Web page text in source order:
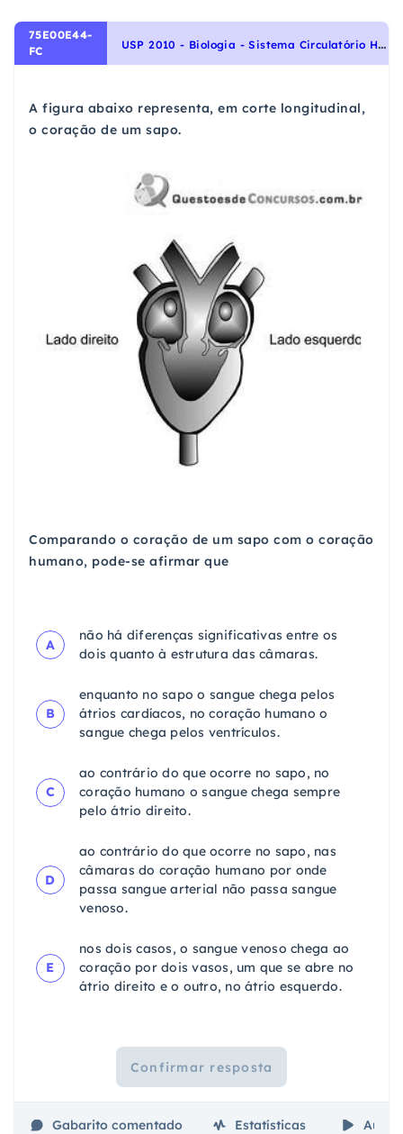
75E00E44-
FC
U
SP 2010 - Biologia - Sistema Circulatório Humano, Identidade dos seres vivos
A figura abaixo representa, em corte longitudinal,
o coração de um sapo.
Comparando o coração de um sapo com o coração
humano, pode-se afirmar que
A
não há diferenças significativas entre os
dois quanto à estrutura das câmaras.
B
enquanto no sapo o sangue chega pelos
átrios cardíacos, no coração humano o
sangue chega pelos ventrículos.
C
ao contrário do que ocorre no sapo, no
coração humano o sangue chega sempre
pelo átrio direito.
D
ao contrário do que ocorre no sapo, nas
câmaras do coração humano por onde
passa sangue arterial não passa sangue
venoso.
E
nos dois casos, o sangue venoso chega ao
coração por dois vasos, um que se abre no
átrio direito e o outro, no átrio esquerdo.
Confirmar resposta
Gabarito comentado Estatísticas Aulas